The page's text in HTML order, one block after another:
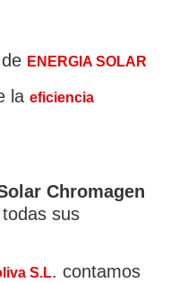
ENERGIA SOLAR
la eficiencia
Chromagen
sus
S.L. contamos